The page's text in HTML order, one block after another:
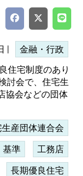
| 金融・行政
住宅制度のあり
討会で、住宅生
協会などの団体
生産団体連合会
基準 工務店
長期優良住宅